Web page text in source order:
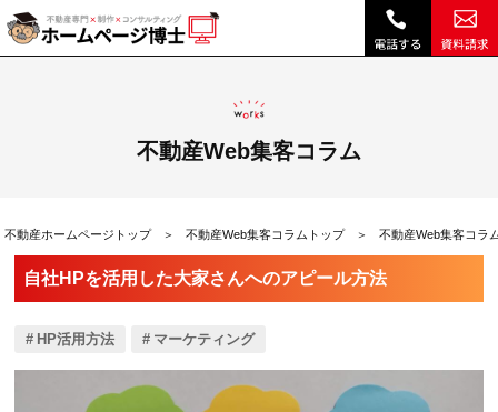
不動産Web集客コラム
不動産ホームページトップ 不動産Web集客コラムトップ 不動産Web集客コラ
自社HPを活用した大家さんへのアピール方法
HP活用方法 マーケティング